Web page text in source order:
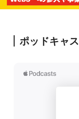
ポッドキャ